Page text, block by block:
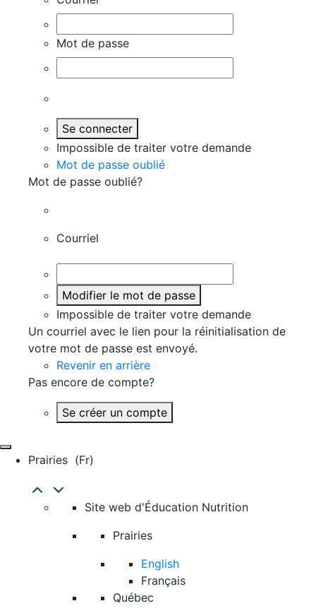
Mot de passe
Se connecter
Impossible de traiter votre demande
Mot de passe oublié
Mot de passe oublié?
Courriel
Modifier le mot de passe
Impossible de traiter votre demande
Un courriel avec le lien pour la réinitialisation de
votre mot de passe est envoyé.
Revenir en arrière
Pas encore de compte?
Se créer un compte
Prairies (fr)
Site web d'Éducation Nutrition
Prairies
English
Français
Québec